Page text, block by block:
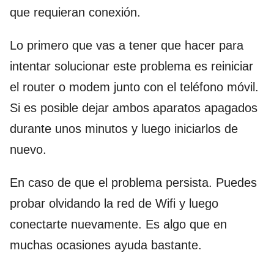
que requieran conexión.
Lo primero que vas a tener que hacer para
intentar solucionar este problema es reiniciar
el router o modem junto con el teléfono móvil.
Si es posible dejar ambos aparatos apagados
durante unos minutos y luego iniciarlos de
nuevo.
En caso de que el problema persista. Puedes
probar olvidando la red de Wifi y luego
conectarte nuevamente. Es algo que en
muchas ocasiones ayuda bastante.